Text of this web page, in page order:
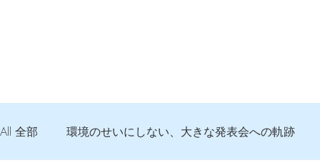
All 全部 環境のせいにしない、大きな発表会への軌跡